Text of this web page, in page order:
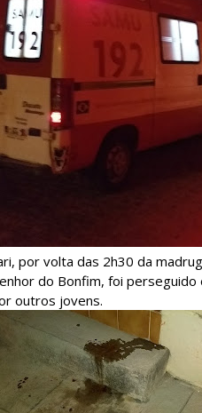
por volta das 2h30 da
do Bonfim, foi
outros jovens.